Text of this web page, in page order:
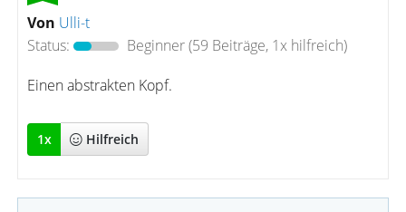
Von Ulli-t
Status:
Beginner(59 Beiträge, 1x hilfreich)
Einen abstrakten Kopf.
1x Hilfreich